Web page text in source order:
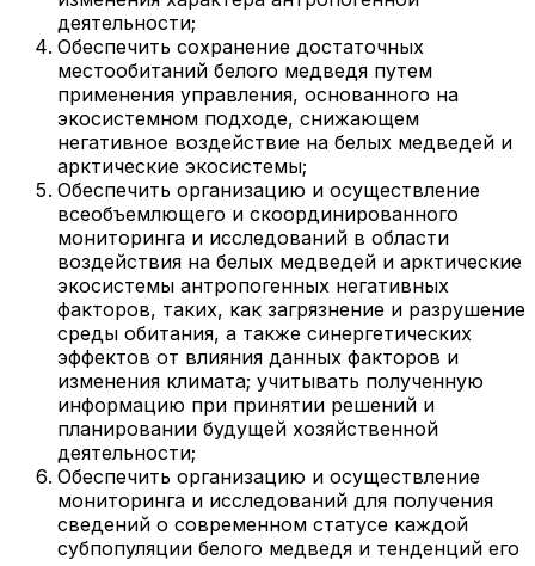
деятельности;
Обеспечить сохранение достаточных
местообитаний белого медведя путем
применения управления, основанного на
экосистемном подходе, снижающем
негативное воздействие на белых медведей и
арктические экосистемы;
Обеспечить организацию и осуществление
всеобъемлющего и скоординированного
мониторинга и исследований в области
воздействия на белых медведей и арктические
экосистемы антропогенных негативных
факторов, таких, как загрязнение и разрушение
среды обитания, а также синергетических
эффектов от влияния данных факторов и
изменения климата; учитывать полученную
информацию при принятии решений и
планировании будущей хозяйственной
деятельности;
Обеспечить организацию и осуществление
мониторинга и исследований для получения
сведений о современном статусе каждой
субпопуляции белого медведя и тенденций его